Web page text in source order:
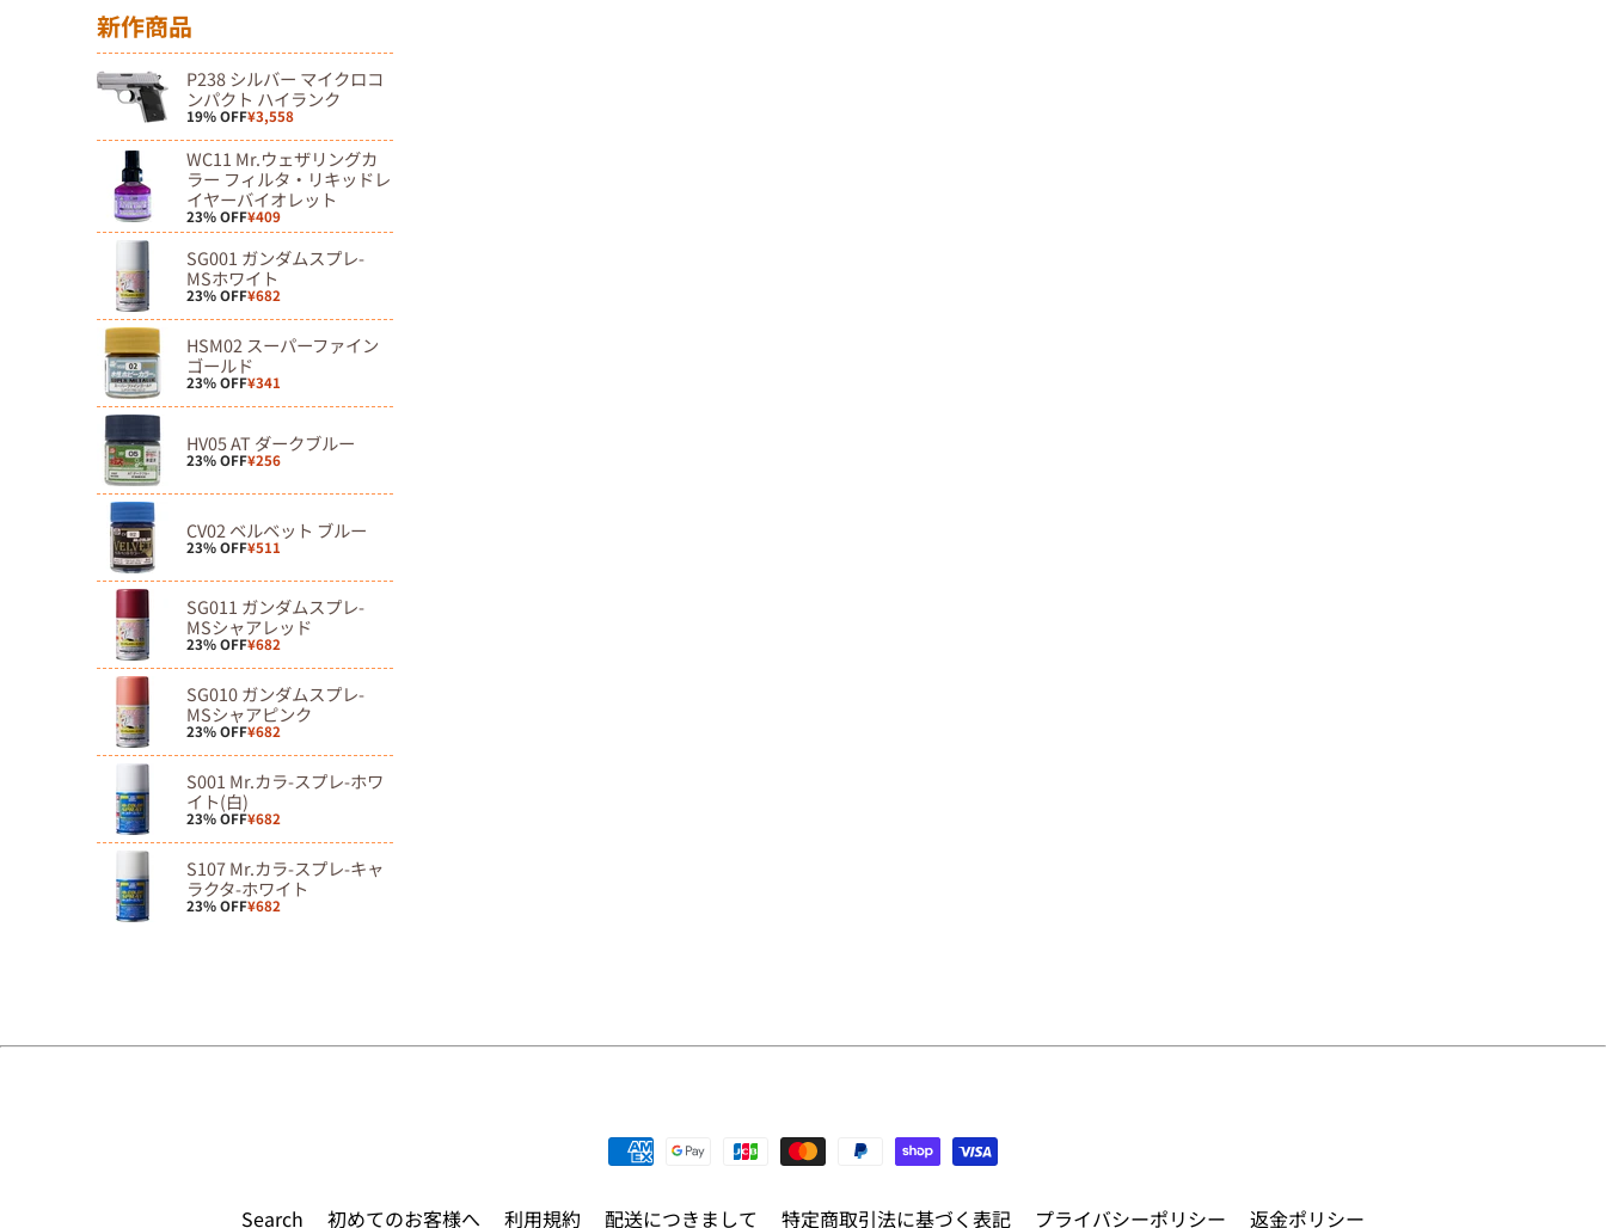
新作商品
P238 シルバー マイクロコ
ンパクト ハイランク
19% OFF¥3,558
WC11 Mr.ウェザリングカ
ラー フィルタ・リキッドレ
イヤーバイオレット
23% OFF¥409
SG001 ガンダムスプレ-
MSホワイト
23% OFF¥682
HSM02 スーパーファイン
ゴールド
23% OFF¥341
HV05 AT ダークブルー
23% OFF¥256
CV02 ベルベット ブルー
23% OFF¥511
SG011 ガンダムスプレ-
MSシャアレッド
23% OFF¥682
SG010 ガンダムスプレ-
MSシャアピンク
23% OFF¥682
S001 Mr.カラ-スプレ-ホワ
イト(白)
23% OFF¥682
S107 Mr.カラ-スプレ-キャ
ラクタ-ホワイト
23% OFF¥682
Search 初めてのお客様へ 利用規約 配送につきまして 特定商取引法に基づく表記 プライバシーポリシー 返金ポリシー